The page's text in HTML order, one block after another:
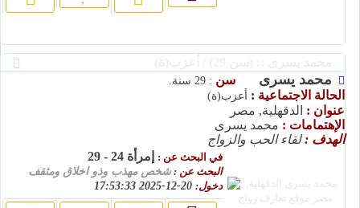
محمد يسرى سن : 29 سنة.
الحالة الاجتماعية : أعزب(ة)
عنوان : الدقهلية, مصر
الإهتمامات : محمد يسرى
الهدف :لقاء الحب والزواج
في البحث عن : إمرأة 24 - 29
البحث عن :شخص مهذب وذو اخلاق ومثقف
دخول: